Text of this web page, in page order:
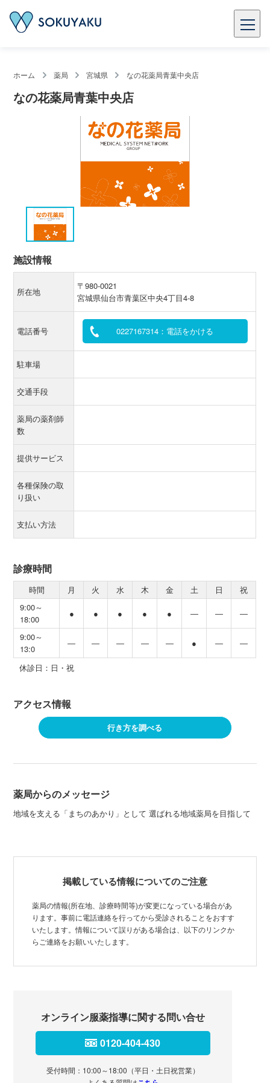
ホーム 薬局 宮城県 なの花薬局青葉中央店
なの花薬局青葉中央店
施設情報
所在地
〒980-0021
宮城県仙台市青葉区中央4丁目4-8
電話番号 0227167314：電話をかける
駐車場
交通手段
薬局の薬剤師
数
提供サービス
各種保険の取
り扱い
支払い方法
診療時間
時間 月 火 水 木 金 土 日
祝
9:00～
18:00
● ● ● ● ● ― ― ―
9:00～
13:0
― ― ― ― ― ● ― ―
休診日：日・祝
アクセス情報
行き方を調べる
薬局からのメッセージ
地域を支える「まちのあかり」として 選ばれる地域薬局を目指して
掲載している情報についてのご注意
薬局の情報(所在地、診療時間等)が変更になっている場合があ
ります。事前に電話連絡を行ってから受診されることをおすす
いたします。情報について誤りがある場合は、以下のリンクか
らご連絡をお願いいたします。
オンライン服薬指導に関する問い合せ
0120-404-430
受付時間：10:00～18:00（平日・土日祝営業）